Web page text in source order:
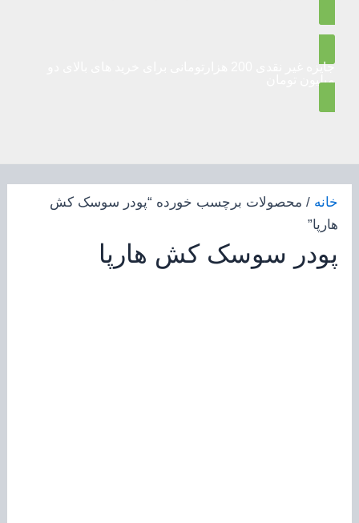
میلیون تومان
خانه / محصولات برچسب خورده “پودر سوسک کش
هارپا”
پودر سوسک کش هارپا